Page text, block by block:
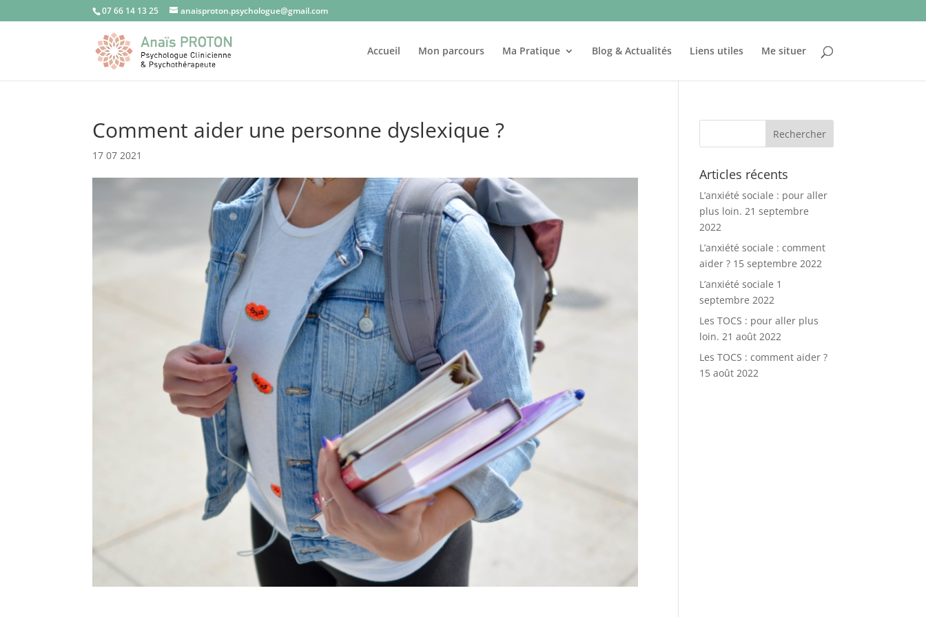
07 66 14 13 25 anaisproton.psychologue@gmail.com
Accueil Mon parcours Ma Pratique Blog & Actualités Liens utiles Me situer
Comment aider une personne dyslexique ?
17 07 2021
Articles récents
L’anxiété sociale : pour aller
plus loin. 21 septembre
2022
L’anxiété sociale : comment
aider ? 15 septembre 2022
L’anxiété sociale 1
septembre 2022
Les TOCS : pour aller plus
loin. 21 août 2022
Les TOCS : comment aider ?
15 août 2022